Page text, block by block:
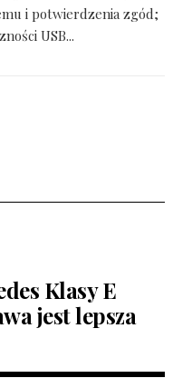
i potwierdzenia zgód;
USB...
Klasy E
jest lepsza